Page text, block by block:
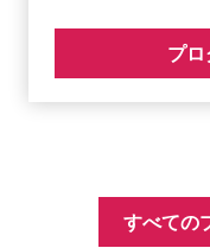
プ
すべての